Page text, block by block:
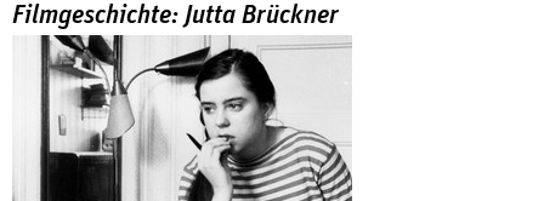
Filmgeschichte: Jutta Brückner